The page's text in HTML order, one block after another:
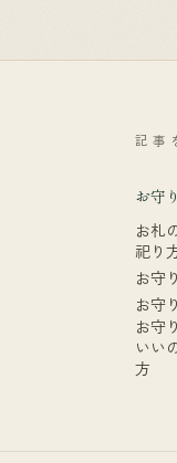
記事
お守
お札
祀り
お守
お守
お守
いい
方